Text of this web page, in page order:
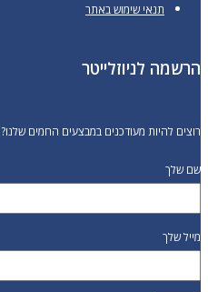
תנאי שימוש באתר
הרשמה לניוזלייטר
רוצים להיות מעודכנים במבצעים החמים שלנו?
שם שלך
מייל שלך